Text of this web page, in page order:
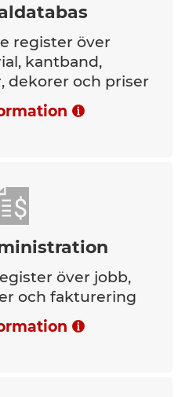
register över
kantband,
dekorer och priser
över jobb,
och fakturering